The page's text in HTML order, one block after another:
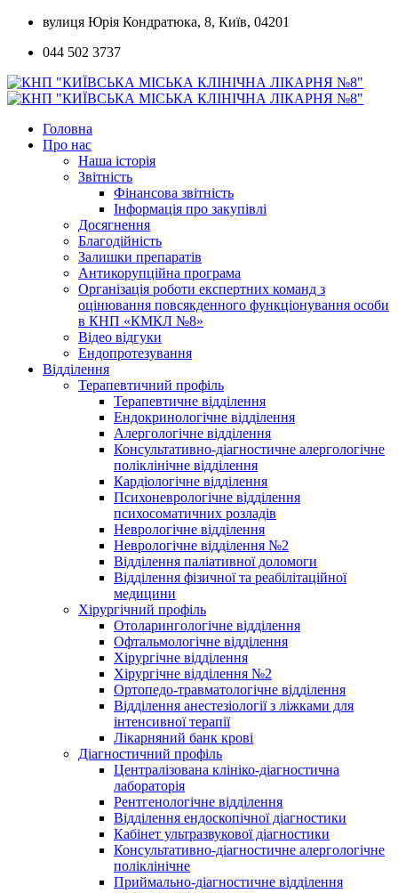
Skip
content
вулиця Юрія Кондратюка, 8, Київ, 04201
044 502 3737
Головна
Про нас
Наша історія
Звітність
Фінансова звітність
Інформація про закупівлі
Досягнення
Благодійність
Залишки препаратів
Антикорупційна програма
Організація роботи експертних команд з
оцінювання повсякденного функціонування особи
в КНП «КМКЛ №8»
Відео відгуки
Ендопротезування
Відділення
Терапевтичний профіль
Терапевтичне відділення
Ендокринологічне відділення
Алергологічне відділення
Консультативно-діагностичне алергологічне
поліклінічне відділення
Кардіологічне відділення
Психоневрологічне відділення
психосоматичних розладів
Неврологічне відділення
Неврологічне відділення №2
Відділення паліативної доломоги
Відділення фізичної та реабілітаційної
медицини
Хірургічний профіль
Отоларингологічне відділення
Офтальмологічне відділення
Хірургічне відділення
Хірургічне відділення №2
Ортопедо-травматологічне відділення
Відділення анестезіології з ліжками для
інтенсивної терапії
Лікарняний банк крові
Діагностичний профіль
Централізована клініко-діагностична
лабораторія
Рентгенологічне відділення
Відділення ендоскопічної діагностики
Кабінет ультразвукової діагностики
Консультативно-діагностичне алергологічне
поліклінічне
Приймально-діагностичне відділення